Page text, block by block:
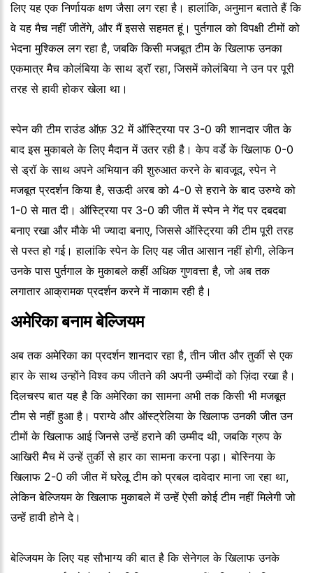
लिए यह एक निर्णायक क्षण जैसा लग रहा है। हालांकि, अनुमान बताते हैं कि
वे यह मैच नहीं जीतेंगे, और मैं इससे सहमत हूं। पुर्तगाल को विपक्षी टीमों को
भेदना मुश्किल लग रहा है, जबकि किसी मजबूत टीम के खिलाफ उनका
एकमात्र मैच कोलंबिया के साथ ड्रॉ रहा, जिसमें कोलंबिया ने उन पर पूरी
तरह से हावी होकर खेला था।
स्पेन की टीम राउंड ऑफ़ 32 में ऑस्ट्रिया पर 3-0 की शानदार जीत के
बाद इस मुकाबले के लिए मैदान में उतर रही है। केप वर्डे के खिलाफ 0-0
से ड्रॉ के साथ अपने अभियान की शुरुआत करने के बावजूद, स्पेन ने
मजबूत प्रदर्शन किया है, सऊदी अरब को 4-0 से हराने के बाद उरुग्वे को
1-0 से मात दी। ऑस्ट्रिया पर 3-0 की जीत में स्पेन ने गेंद पर दबदबा
बनाए रखा और मौके भी ज्यादा बनाए, जिससे ऑस्ट्रिया की टीम पूरी तरह
से पस्त हो गई। हालांकि स्पेन के लिए यह जीत आसान नहीं होगी, लेकिन
उनके पास पुर्तगाल के मुकाबले कहीं अधिक गुणवत्ता है, जो अब तक
लगातार आक्रामक प्रदर्शन करने में नाकाम रही है।
अमेरिका बनाम बेल्जियम
अब तक अमेरिका का प्रदर्शन शानदार रहा है, तीन जीत और तुर्की से एक
हार के साथ उन्होंने विश्व कप जीतने की अपनी उम्मीदों को ज़िंदा रखा है।
दिलचस्प बात यह है कि अमेरिका का सामना अभी तक किसी भी मजबूत
टीम से नहीं हुआ है। पराग्वे और ऑस्ट्रेलिया के खिलाफ उनकी जीत उन
टीमों के खिलाफ आई जिनसे उन्हें हराने की उम्मीद थी, जबकि ग्रुप के
आखिरी मैच में उन्हें तुर्की से हार का सामना करना पड़ा। बोस्निया के
खिलाफ 2-0 की जीत में घरेलू टीम को प्रबल दावेदार माना जा रहा था,
लेकिन बेल्जियम के खिलाफ मुकाबले में उन्हें ऐसी कोई टीम नहीं मिलेगी जो
उन्हें हावी होने दे।
बेल्जियम के लिए यह सौभाग्य की बात है कि सेनेगल के खिलाफ उनके